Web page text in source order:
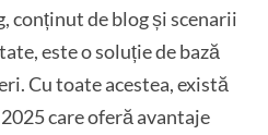
conținut de blog și scenarii
este o soluție de bază
Cu toate acestea, există
care oferă avantaje